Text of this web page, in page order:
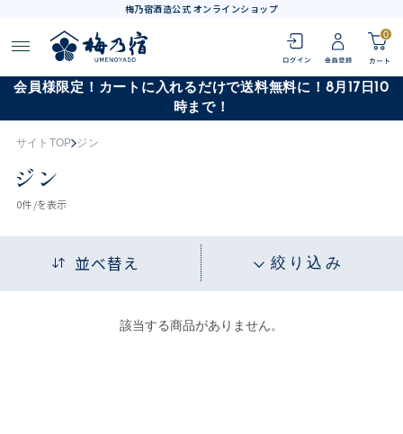
梅乃宿酒造公式 オンラインショップ
0
会員様限定！カートに入れるだけで送料無料に！8月17日10
時まで！
サイトTOP ジン
ジン
0件 /を表示
並べ替え 絞り込み
該当する商品がありません。